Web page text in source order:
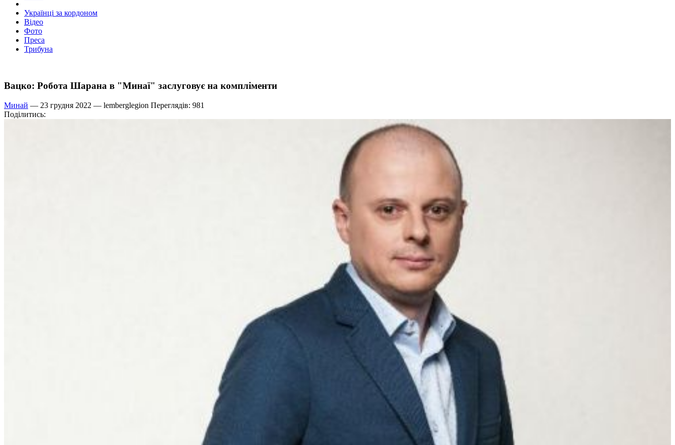
Українці за кордоном
Відео
Фото
Преса
Трибуна
Вацко: Робота Шарана в "Минаї" заслуговує на компліменти
Минай — 23 грудня 2022 — lemberglegion Переглядів: 981
Поділитись: